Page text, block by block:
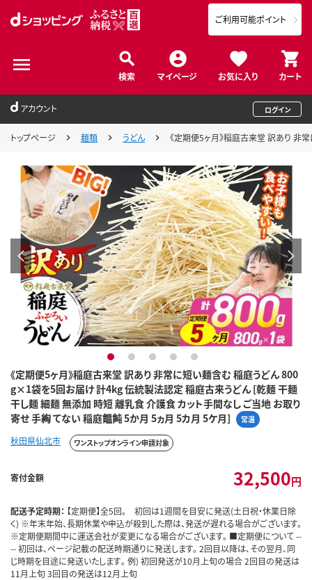
検索 マイページ お気に入り カート
ご利用可能ポイント
アカウント ログイン
トップページ 麺類 うどん 《定期便5ヶ月》稲庭古来堂 訳あり
《定期便5ヶ月》稲庭古来堂 訳あり 非常に短い麺含む 稲庭うどん 800
g×1袋を5回お届け 計4kg 伝統製法認定 稲庭古来うどん [乾麺 干麺
干し麺 細麺 無添加 時短 離乳食 介護食 カット手間なし ご当地 お取り
寄せ 手綯 てない 稲庭饂飩 5か月 5ヵ月 5カ月 5ケ月]
常温
1 2 3 4 5
秋田県仙北市 ワンストップオンライン申請対象
寄付金額 32,500円
配送予定時期： 【定期便】全5回。 初回は1週間を目安に発送(土日祝・休業日除
く) ※年末年始、長期休業や申込が殺到した際は、発送が遅れる場合がございます。
※定期便期間中に運送会社が変更になる場合がございます。 ■定期便について --
-- 初回は、ページ記載の配送時期通りに発送します。 2回目以降は､その翌月､同
じ時期を目途に発送いたします｡ 例) 初回発送が10月上旬の場合 2回目の発送は
11月上旬 3回目の発送は12月上旬